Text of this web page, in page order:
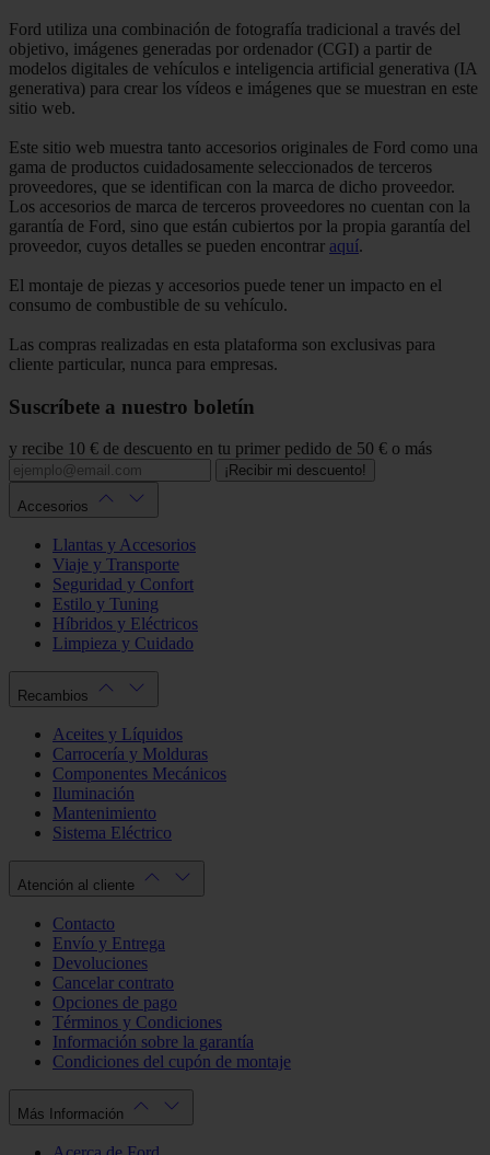
Ford utiliza una combinación de fotografía tradicional a través del
objetivo, imágenes generadas por ordenador (CGI) a partir de
modelos digitales de vehículos e inteligencia artificial generativa (IA
generativa) para crear los vídeos e imágenes que se muestran en este
sitio web.
Este sitio web muestra tanto accesorios originales de Ford como una
gama de productos cuidadosamente seleccionados de terceros
proveedores, que se identifican con la marca de dicho proveedor.
Los accesorios de marca de terceros proveedores no cuentan con la
garantía de Ford, sino que están cubiertos por la propia garantía del
proveedor, cuyos detalles se pueden encontrar aquí.
El montaje de piezas y accesorios puede tener un impacto en el
consumo de combustible de su vehículo.
Las compras realizadas en esta plataforma son exclusivas para
cliente particular, nunca para empresas.
Suscríbete a nuestro boletín
y recibe 10 € de descuento en tu primer pedido de 50 € o más
¡Recibir mi descuento!
Accesorios
Llantas y Accesorios
Viaje y Transporte
Seguridad y Confort
Estilo y Tuning
Híbridos y Eléctricos
Limpieza y Cuidado
Recambios
Aceites y Líquidos
Carrocería y Molduras
Componentes Mecánicos
Iluminación
Mantenimiento
Sistema Eléctrico
Atención al cliente
Contacto
Envío y Entrega
Devoluciones
Cancelar contrato
Opciones de pago
Términos y Condiciones
Información sobre la garantía
Condiciones del cupón de montaje
Más Información